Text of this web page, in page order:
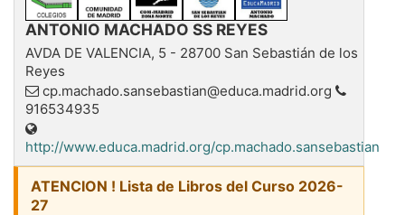
ANTONIO MACHADO SS REYES
AVDA DE VALENCIA, 5 - 28700 San Sebastián de los
Reyes
cp.machado.sansebastian@educa.madrid.org
916534935
http://www.educa.madrid.org/cp.machado.sansebastian
ATENCION ! Lista de Libros del Curso 2026-
27